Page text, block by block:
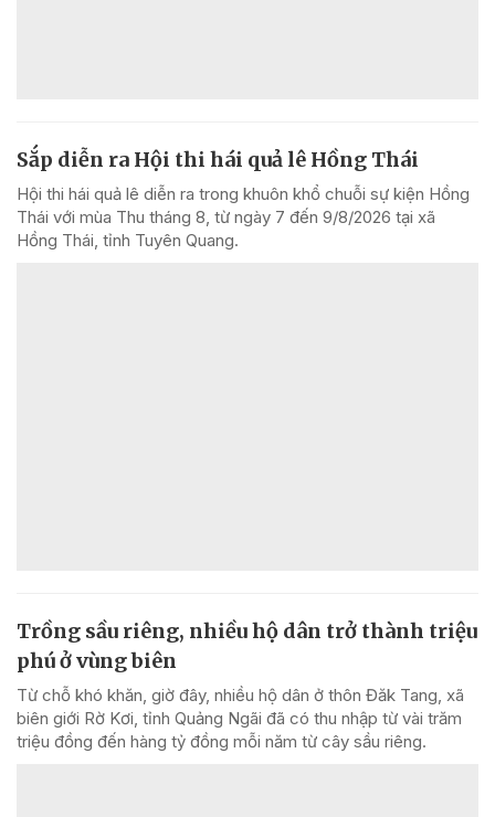
Sắp diễn ra Hội thi hái quả lê Hồng Thái
Hội thi hái quả lê diễn ra trong khuôn khổ chuỗi sự kiện Hồng
Thái với mùa Thu tháng 8, từ ngày 7 đến 9/8/2026 tại xã
Hồng Thái, tỉnh Tuyên Quang.
Trồng sầu riêng, nhiều hộ dân trở thành triệu
phú ở vùng biên
Từ chỗ khó khăn, giờ đây, nhiều hộ dân ở thôn Đăk Tang, xã
biên giới Rờ Kơi, tỉnh Quảng Ngãi đã có thu nhập từ vài trăm
triệu đồng đến hàng tỷ đồng mỗi năm từ cây sầu riêng.